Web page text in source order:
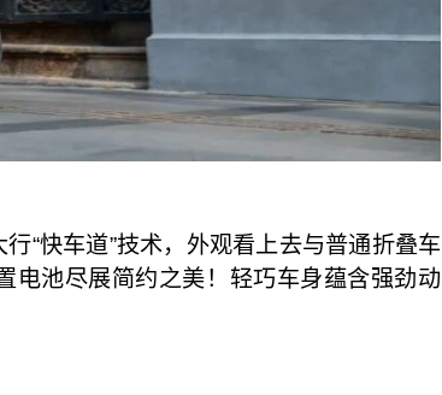
“快车道”技术，外观看上去与普通折叠车
电池尽展简约之美！轻巧车身蕴含强劲动